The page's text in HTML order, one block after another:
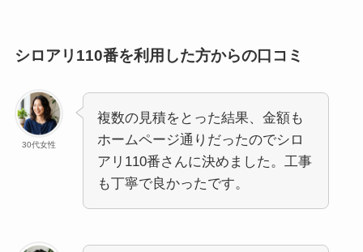
シロアリ110番を利用した方からの口コミ
30代女性
複数の見積をとった結果、金額も
ホームページ通りだったのでシロ
アリ110番さんに決めました。工事
も丁寧で良かったです。